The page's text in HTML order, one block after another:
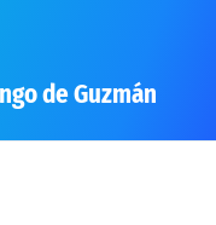
de Guzmán